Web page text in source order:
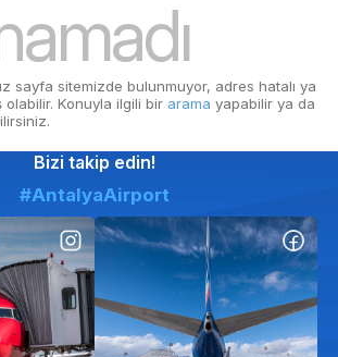
sayfa sitemizde bulunmuyor, adres hatalı ya
olabilir. Konuyla ilgili bir arama yapabilir ya da
Bizi takip edin!
#AntalyaAirport